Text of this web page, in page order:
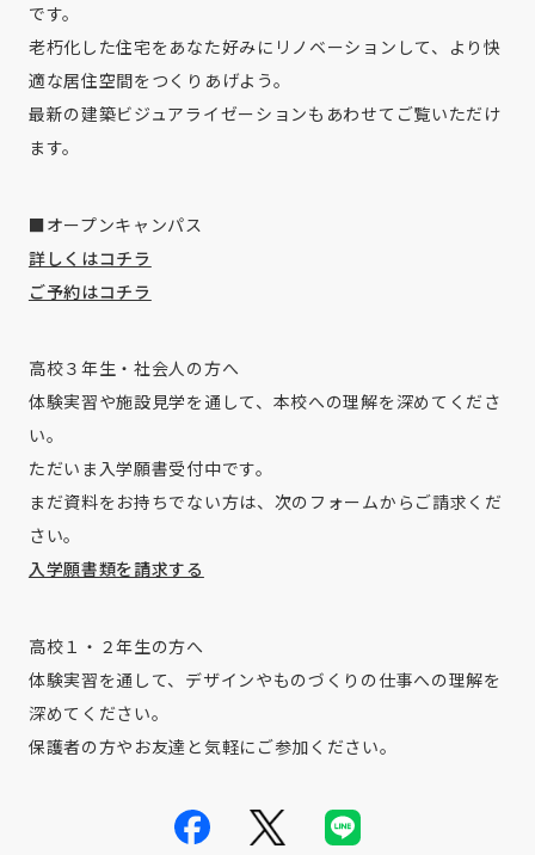
です。
老朽化した住宅をあなた好みにリノベーションして、より快
適な居住空間をつくりあげよう。
最新の建築ビジュアライゼーションもあわせてご覧いただけ
ます。
■オープンキャンパス
詳しくはコチラ
ご予約はコチラ
高校３年生・社会人の方へ
体験実習や施設見学を通して、本校への理解を深めてくださ
い。
ただいま入学願書受付中です。
まだ資料をお持ちでない方は、次のフォームからご請求くだ
さい。
入学願書類を請求する
高校１・２年生の方へ
体験実習を通して、デザインやものづくりの仕事への理解を
深めてください。
保護者の方やお友達と気軽にご参加ください。